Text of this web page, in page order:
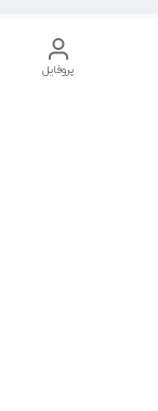
پروفایل